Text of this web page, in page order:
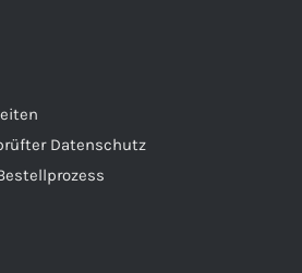
Datenschutz